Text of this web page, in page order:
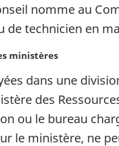
nomme au
de technicien en
ministères
dans une
des
ou le bureau
le ministère, ne